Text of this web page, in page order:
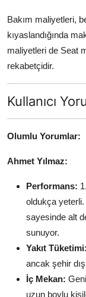
Bakım maliyetleri,
kıyaslandığında
maliyetleri de Seat
rekabetçidir.
Kullanıcı
Olumlu Yorumlar:
Ahmet Yılmaz:
Performans:
oldukça yeterli.
sayesinde alt
sunuyor.
Yakıt Tüketimi:
ancak şehir
İç Mekan:
uzun boylu